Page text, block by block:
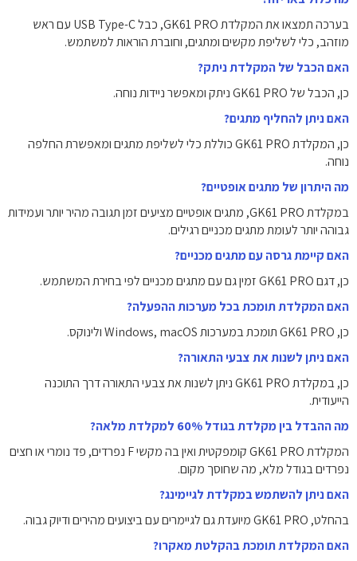
בערכה תמצאו את המקלדת GK61 PRO, כבל USB Type-C עם ראש
מוזהב, כלי לשליפת מקשים ומתגים, וחוברת הוראות למשתמש.
האם הכבל של המקלדת ניתק?
כן, הכבל של GK61 PRO ניתק ומאפשר ניידות נוחה.
האם ניתן להחליף מתגים?
כן, המקלדת GK61 PRO כוללת כלי לשליפת מתגים ומאפשרת החלפה
נוחה.
מה היתרון של מתגים אופטיים?
במקלדת GK61 PRO, מתגים אופטיים מציעים זמן תגובה מהיר יותר ועמידות
גבוהה יותר לעומת מתגים מכניים רגילים.
האם קיימת גרסה עם מתגים מכניים?
כן, דגם GK61 PRO זמין גם עם מתגים מכניים לפי בחירת המשתמש.
האם המקלדת תומכת בכל מערכות ההפעלה?
כן, GK61 PRO תומכת במערכות Windows, macOS ולינוקס.
האם ניתן לשנות את צבעי התאורה?
כן, במקלדת GK61 PRO ניתן לשנות את צבעי התאורה דרך התוכנה
הייעודית.
מה ההבדל בין מקלדת בגודל 60% למקלדת מלאה?
המקלדת GK61 PRO קומפקטית ואין בה מקשי F נפרדים, פד נומרי או חצים
נפרדים בגודל מלא, מה שחוסך מקום.
האם ניתן להשתמש במקלדת לגיימינג?
בהחלט, GK61 PRO מיועדת גם לגיימרים עם ביצועים מהירים ודיוק גבוה.
האם המקלדת תומכת בהקלטת מאקרו?